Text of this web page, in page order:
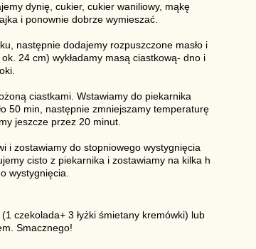
dynię, cukier, cukier waniliowy, mąkę
i ponownie dobrze wymieszać.
następnie dodajemy rozpuszczone masło i
24 cm) wykładamy masą ciastkową- dno i
ciastkami. Wstawiamy do piekarnika
50 min, następnie zmniejszamy temperaturę
jeszcze przez 20 minut.
i zostawiamy do stopniowego wystygnięcia
cisto z piekarnika i zostawiamy na kilka h
wystygnięcia.
czekolada+ 3 łyżki śmietany kremówki) lub
Smacznego!